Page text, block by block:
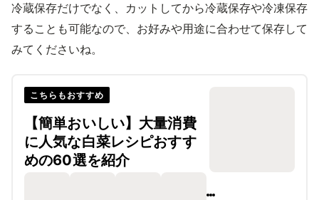
冷蔵保存だけでなく、カットしてから冷蔵保存や冷凍保存
することも可能なので、お好みや用途に合わせて保存して
みてくださいね。
こちらもおすすめ
【簡単おいしい】大量消費
に人気な白菜レシピおすす
めの60選を紹介